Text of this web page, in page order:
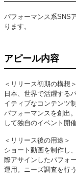
パフォーマンス系SNS
ります。
アピール内容
＜リリース初期の構想＞
日本、世界で活躍する
イティブなコンテンツ
パフォーマンスを創出
して独自のイベント開
＜リリース後の用途＞
ショート動画を制作し
際アサインしたパフォ
運用。ニーズ調査を行